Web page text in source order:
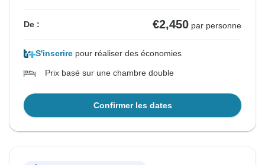
De : €2,450 par personne
S'inscrire pour réaliser des économies
Prix basé sur une chambre double
Confirmer les dates